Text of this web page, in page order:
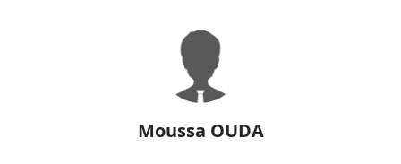
Moussa OUDA